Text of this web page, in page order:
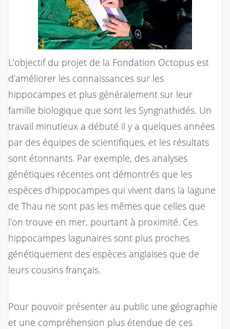
L’objectif du projet de la Fondation Octopus est
d’améliorer les connaissances sur les
hippocampes et plus généralement sur leur
famille biologique que sont les Syngnathidés. Un
travail minutieux a débuté il y a quelques années
par des équipes de scientifiques, et les résultats
sont étonnants. Par exemple, des analyses
génétiques récentes ont démontrés que les
espèces d’hippocampes qui vivent dans la lagune
de Thau ne sont pas les mêmes que celles que
l’on trouve en mer, pourtant à proximité. Ces
hippocampes lagunaires sont plus proches
génétiquement des espèces anglaises que de
leurs cousins français.
Pour pouvoir présenter au public une géographie
et une compréhension plus étendue de ces